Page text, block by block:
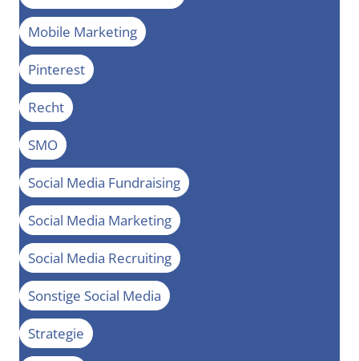
Mobile Marketing
Pinterest
Recht
SMO
Social Media Fundraising
Social Media Marketing
Social Media Recruiting
Sonstige Social Media
Strategie